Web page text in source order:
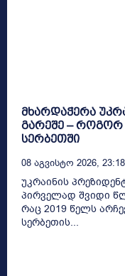
მხარდაჭერა
გარეშე – როგორ
სერბეთში
08 Აგვისტო 2026, 23:18
უკრაინის
პირველად შვიდი
რაც 2019 წელს
სერბეთის...